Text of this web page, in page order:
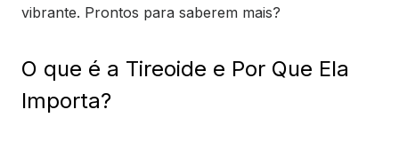
vibrante. Prontos para saberem mais?
O que é a Tireoide e Por Que Ela
Importa?